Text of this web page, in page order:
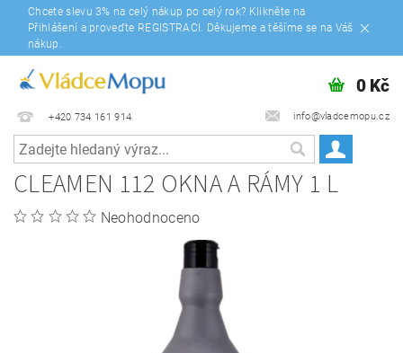
Chcete slevu 3% na celý nákup po celý rok? Klikněte na
Přihlášení a proveďte REGISTRACI. Děkujeme a těšíme se na Váš
nákup.
+420 734 161 914 info@vladcemopu.cz
0 Kč
CLEAMEN 112 OKNA A RÁMY 1 L
Neohodnoceno